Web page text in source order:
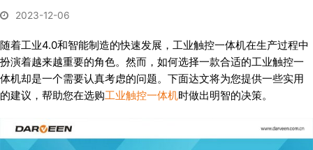
2023-12-06
随着工业4.0和智能制造的快速发展，工业触控一体机在生产过程中
扮演着越来越重要的角色。然而，如何选择一款合适的工业触控一
体机却是一个需要认真考虑的问题。下面达文将为您提供一些实用
的建议，帮助您在选购工业触控一体机时做出明智的决策。